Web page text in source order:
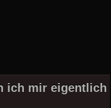
ich mir eigentlich